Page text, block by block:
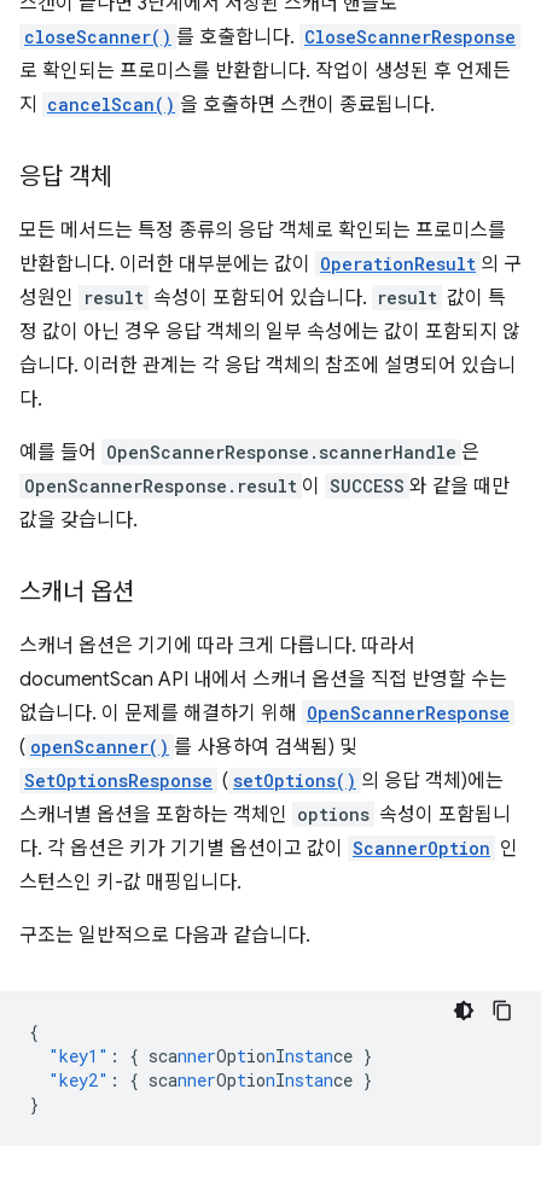
closeScanner() 를 호출합니다. CloseScannerResponse
로 확인되는 프로미스를 반환합니다. 작업이 생성된 후 언제든
지
cancelScan() 을 호출하면 스캔이 종료됩니다.
응답 객체
모든 메서드는 특정 종류의 응답 객체로 확인되는 프로미스를
반환합니다. 이러한 대부분에는 값이
OperationResult 의 구
성원인
result 속성이 포함되어 있습니다. result 값이 특
정 값이 아닌 경우 응답 객체의 일부 속성에는 값이 포함되지 않
습니다. 이러한 관계는 각 응답 객체의 참조에 설명되어 있습니
다.
예를 들어 OpenScannerResponse.scannerHandle 은
OpenScannerResponse.result 이 SUCCESS 와 같을 때만
값을 갖습니다.
스캐너 옵션
스캐너 옵션은 기기에 따라 크게 다릅니다. 따라서
documentScan API 내에서 스캐너 옵션을 직접 반영할 수는
없습니다. 이 문제를 해결하기 위해
OpenScannerResponse
( openScanner() 를 사용하여 검색됨) 및
SetOptionsResponse ( setOptions() 의 응답 객체)에는
스캐너별 옵션을 포함하는 객체인 options 속성이 포함됩니
다. 각 옵션은 키가 기기별 옵션이고 값이
ScannerOption 인
스턴스인 키-값 매핑입니다.
구조는 일반적으로 다음과 같습니다.
{
"key1" : { scannerOptionInstance }
"key2" : { scannerOptionInstance }
}